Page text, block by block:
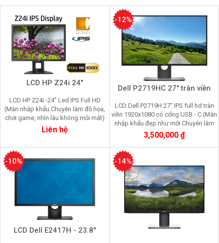
LCD HP Z24i 24"
LCD HP Z24i -24" Led IPS Full HD
(Màn nhập khẩu.Chuyên làm đồ họa,
chơi game, nhìn lâu không mỏi mắt)
Liên hệ
Dell P2719HC 27" tràn viền
LCD Dell P2719H 27" IPS full hd tràn
viền 1920x1080 có cổng USB - C (Màn
nhập khẩu đẹp như mới.Chuyên làm
đồ họa, chơi game, nhìn lâu không
mỏi mắt
3,500,000 ₫
-12%
LCD Dell E2417H - 23.8"
-10% -14%